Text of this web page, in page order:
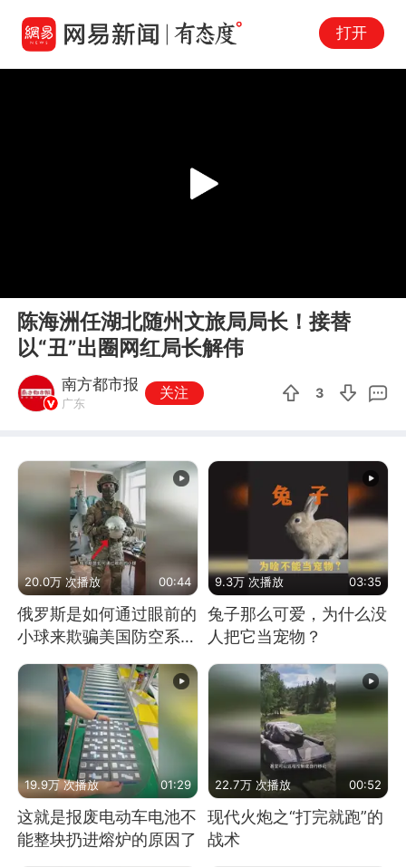
打开
Play
陈海洲任湖北随州文旅局局长！接替
以“丑”出圈网红局长解伟
南方都市报
广东
关注 3
20.0万 次播放 00:44
俄罗斯是如何通过眼前的
小球来欺骗美国防空系统
的
9.3万 次播放 03:35
兔子那么可爱，为什么没
人把它当宠物？
19.9万 次播放 01:29
这就是报废电动车电池不
能整块扔进熔炉的原因了
22.7万 次播放 00:52
现代火炮之“打完就跑”的
战术